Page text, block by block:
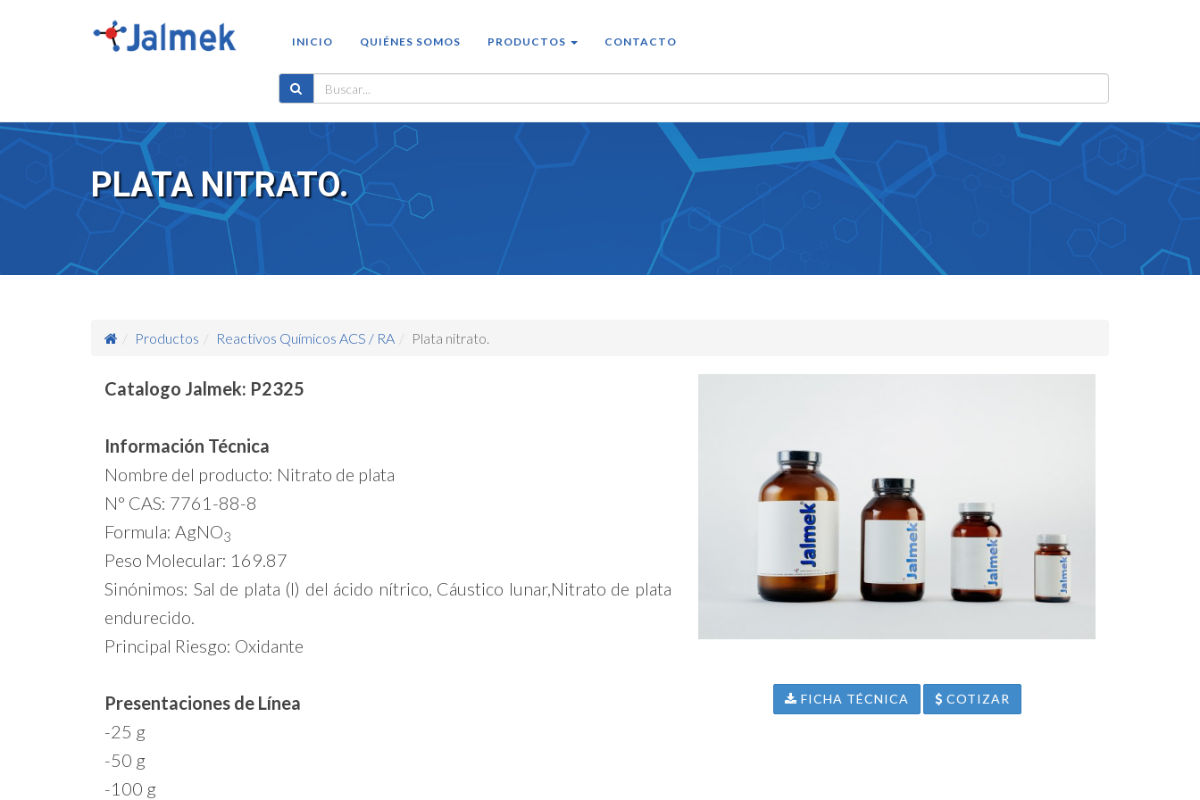
INICIO QUIÉNES SOMOS PRODUCTOS CONTACTO
PLATA NITRATO.
Productos Reactivos Químicos ACS / RA Plata nitrato.
Catalogo Jalmek: P2325
Información Técnica
Nombre del producto: Nitrato de plata
N° CAS: 7761-88-8
Formula: AgNO3
Peso Molecular: 169.87
Sinónimos: Sal de plata (I) del ácido nítrico, Cáustico lunar,Nitrato de plata
endurecido.
Principal Riesgo: Oxidante
Presentaciones de Línea
-25 g
-50 g
-100 g
FICHA TÉCNICA COTIZAR